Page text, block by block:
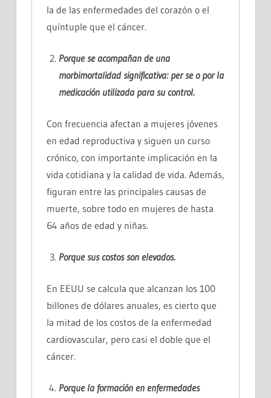
la de las enfermedades del corazón o el
quíntuple que el cáncer.
Porque se acompañan de una
morbimortalidadsignificativa: per se o por la
medicación utilizada para su control.
Con frecuencia afectan a mujeres jóvenes
en edad reproductiva y siguen un curso
crónico, con importante implicación en la
vida cotidiana y la calidad de vida. Además,
figuran entre las principales causas de
muerte, sobre todo en mujeres de hasta
64 años de edad y niñas.
Porque suscostosson elevados.
En EEUU se calcula que alcanzan los 100
billones de dólares anuales, es cierto que
la mitad de los costos de la enfermedad
cardiovascular, pero casi el doble que el
cáncer.
Porque la formación en enfermedades